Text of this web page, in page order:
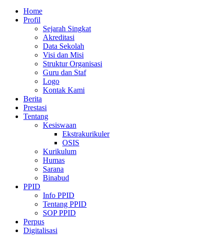
Home
Profil
Sejarah Singkat
Akreditasi
Data Sekolah
Visi dan Misi
Struktur Organisasi
Guru dan Staf
Logo
Kontak Kami
Berita
Prestasi
Tentang
Kesiswaan
Ekstrakurikuler
OSIS
Kurikulum
Humas
Sarana
Binabud
PPID
Info PPID
Tentang PPID
SOP PPID
Perpus
Digitalisasi